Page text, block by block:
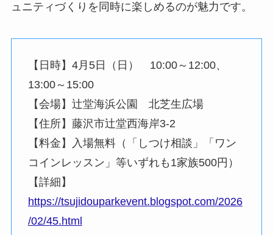
ュニティづくりを同時に楽しめるのが魅力です。
【日時】4月5日（日） 10:00～12:00、
13:00～15:00
【会場】辻堂海浜公園 北芝生広場
【住所】藤沢市辻堂西海岸3-2
【料金】入場無料（「しつけ相談」「ワン
コインレッスン」等いずれも1家族500円）
【詳細】
https://tsujidouparkevent.blogspot.com/2026
/02/45.html